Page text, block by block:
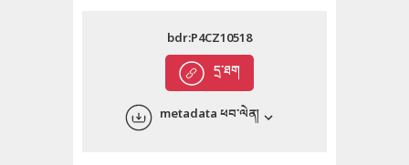
English
དྲ་ཐག
bdr:P4CZ10518
metadata ཕབ་ལེན།